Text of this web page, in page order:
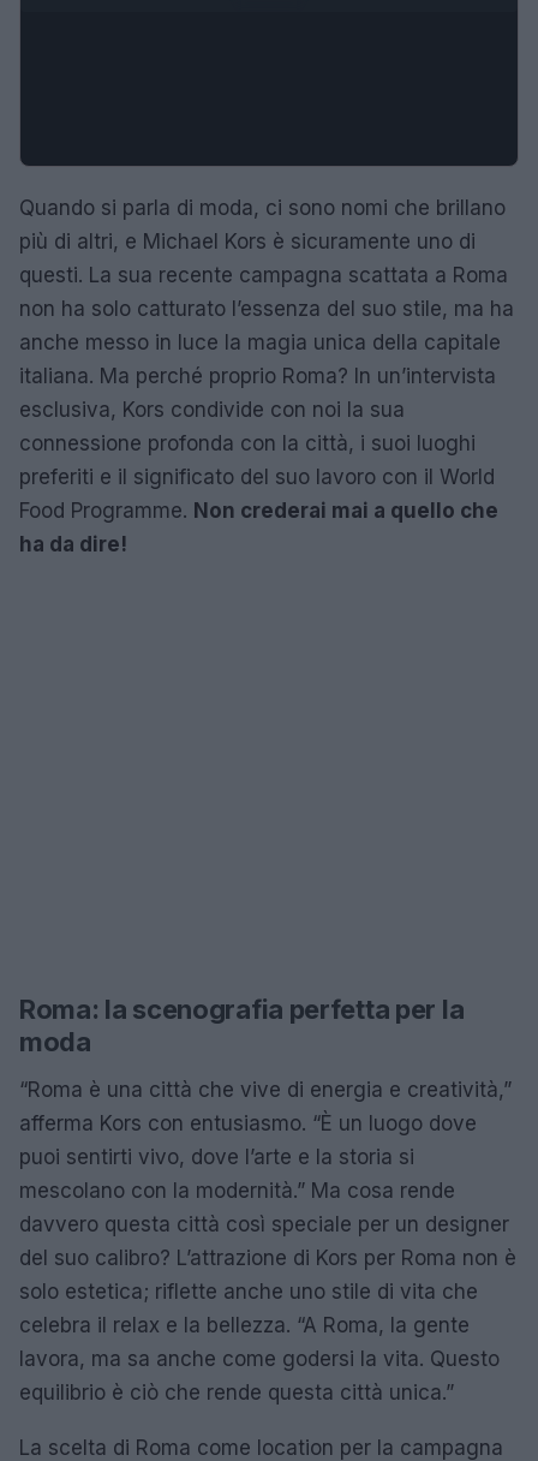
Quando si parla di moda, ci sono nomi che brillano
più di altri, e Michael Kors è sicuramente uno di
questi. La sua recente campagna scattata a Roma
non ha solo catturato l’essenza del suo stile, ma ha
anche messo in luce la magia unica della capitale
italiana. Ma perché proprio Roma? In un’intervista
esclusiva, Kors condivide con noi la sua
connessione profonda con la città, i suoi luoghi
preferiti e il significato del suo lavoro con il World
Food Programme. Non crederai mai a quello che
ha da dire!
Roma: la scenografia perfetta per la
moda
“Roma è una città che vive di energia e creatività,”
afferma Kors con entusiasmo. “È un luogo dove
puoi sentirti vivo, dove l’arte e la storia si
mescolano con la modernità.” Ma cosa rende
davvero questa città così speciale per un designer
del suo calibro? L’attrazione di Kors per Roma non è
solo estetica; riflette anche uno stile di vita che
celebra il relax e la bellezza. “A Roma, la gente
lavora, ma sa anche come godersi la vita. Questo
equilibrio è ciò che rende questa città unica.”
La scelta di Roma come location per la campagna